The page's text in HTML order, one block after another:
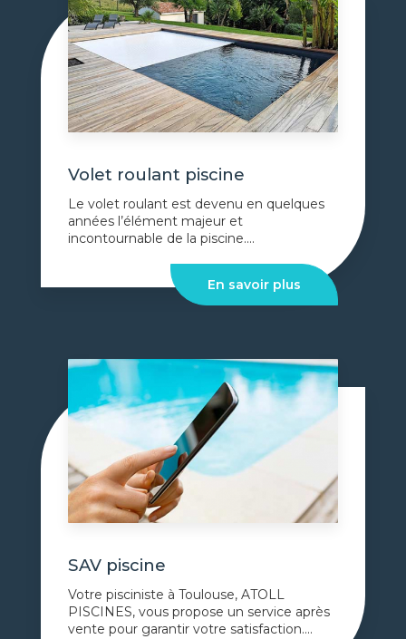
Volet roulant piscine
Le volet roulant est devenu en quelques
années l’élément majeur et
incontournable de la piscine....
En savoir plus
SAV piscine
Votre pisciniste à Toulouse, ATOLL
PISCINES, vous propose un service après
vente pour garantir votre satisfaction....